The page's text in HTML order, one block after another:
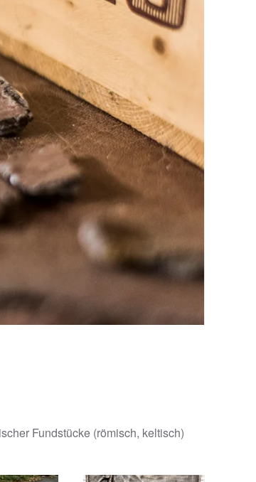
Fundstücke (römisch, keltisch)